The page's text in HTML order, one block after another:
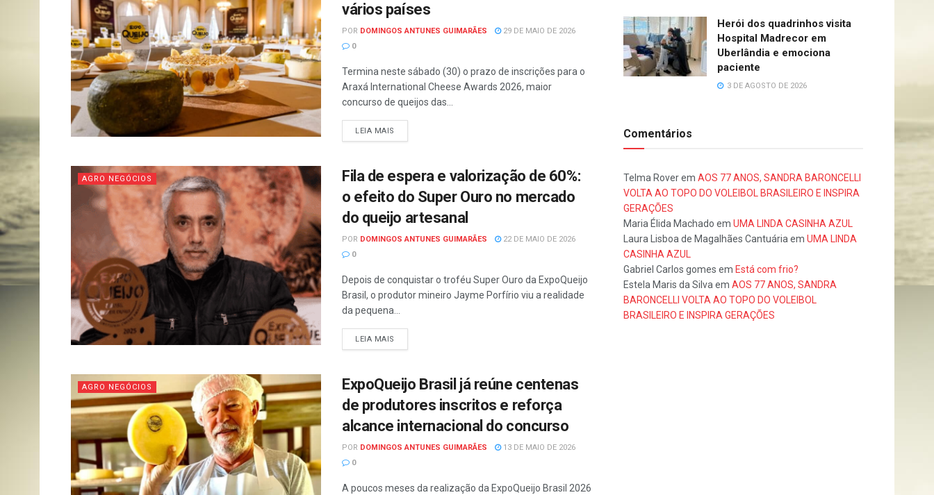
vários países
POR DOMINGOS ANTUNES GUIMARÃES
29 DE MAIO DE 2026
0
Termina neste sábado (30) o prazo de inscrições para o
Araxá International Cheese Awards 2026, maior
concurso de queijos das...
LEIA MAIS
AGRO NEGÓCIOS
Fila de espera e valorização de 60%:
o efeito do Super Ouro no mercado
do queijo artesanal
POR DOMINGOS ANTUNES GUIMARÃES
22 DE MAIO DE 2026
0
Depois de conquistar o troféu Super Ouro da ExpoQueijo
Brasil, o produtor mineiro Jayme Porfírio viu a realidade
da pequena...
LEIA MAIS
AGRO NEGÓCIOS
ExpoQueijo Brasil já reúne centenas
de produtores inscritos e reforça
alcance internacional do concurso
POR DOMINGOS ANTUNES GUIMARÃES
13 DE MAIO DE 2026
0
A poucos meses da realização da ExpoQueijo Brasil 2026
Herói dos quadrinhos visita
Hospital Madrecor em
Uberlândia e emociona
paciente
3 DE AGOSTO DE 2026
Comentários
Telma Roverem AOS 77 ANOS, SANDRA BARONCELLI
VOLTA AO TOPO DO VOLEIBOL BRASILEIRO E INSPIRA
GERAÇÕES
Maria Élida Machado em UMA LINDA CASINHA AZUL
Laura Lisboa de Magalhães Cantuáriaem UMA LINDA
CASINHA AZUL
Gabriel Carlos gomes em Está com frio?
Estela Maris da Silvaem AOS 77 ANOS, SANDRA
BARONCELLI VOLTA AO TOPO DO VOLEIBOL
BRASILEIRO E INSPIRA GERAÇÕES